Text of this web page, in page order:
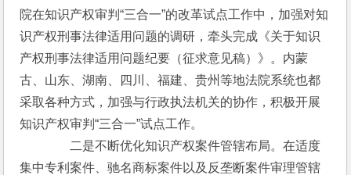
院在知识产权审判“三合一”的改革试点工作中，加强对知
识产权刑事法律适用问题的调研，牵头完成《关于知识
产权刑事法律适用问题纪要（征求意见稿）》。内蒙
古、山东、湖南、四川、福建、贵州等地法院系统也都
采取各种方式，加强与行政执法机关的协作，积极开展
知识产权审判“三合一”试点工作。
二是不断优化知识产权案件管辖布局。在适度
集中专利案件、驰名商标案件以及反垄断案件审理管辖